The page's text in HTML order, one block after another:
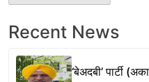
Recent News
‘बेअदबी’ पार्टी